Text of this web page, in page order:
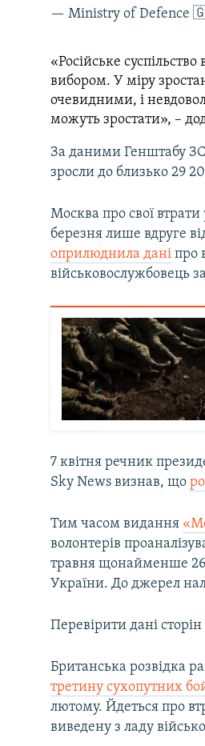
— Ministry of Defence
«Російське
вибором. У міру
очевидними, і
можуть зростати», –
За даними Генштабу
зросли до близько 29
Москва про свої
березня лише вдруге
оприлюднила дані про
військовослужбовець
7 квітня речник
Sky News визнав, що
Тим часом видання
волонтерів
травня щонайменше
України. До джерел
Перевірити дані
Британська розвідка
третину сухопутних
лютому. Йдеться про
виведену з ладу